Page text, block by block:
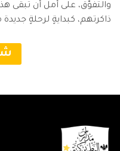
والتفوّق، على أمل أن تبقى
ذاكرتهم، كبدايةٍ لرحلةٍ